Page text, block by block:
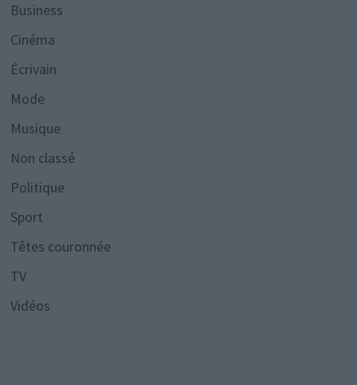
Business
Cinéma
Écrivain
Mode
Musique
Non classé
Politique
Sport
Têtes couronnée
TV
Vidéos